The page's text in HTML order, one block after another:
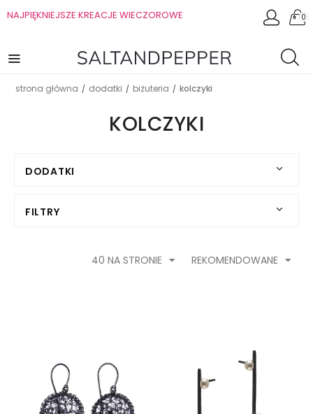
NAJPIĘKNIEJSZE KREACJE WIECZOROWE 0
strona główna / dodatki / biżuteria / kolczyki
KOLCZYKI
DODATKI
FILTRY
REKOMENDOWANE
40 NA STRONIE